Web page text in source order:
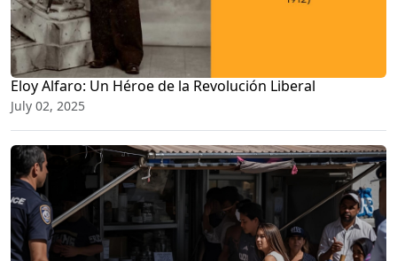
Eloy Alfaro: Un Héroe de la Revolución Liberal
July 02, 2025